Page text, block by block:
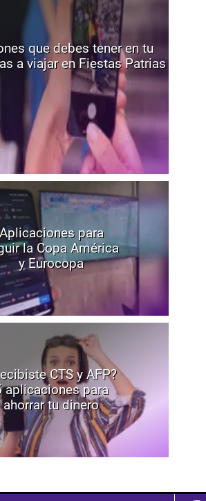
que debes tener en tu
a viajar en Fiestas Patrias
Aplicaciones para
la Copa América
y Eurocopa
CTS y AFP?
aplicaciones para
ahorrar tu dinero